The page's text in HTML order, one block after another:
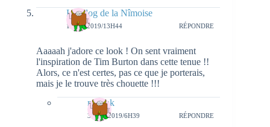
Le Blog de la Nîmoise
1 MAI 2019/13H44 RÉPONDRE
Aaaaah j'adore ce look ! On sent vraiment
l'inspiration de Tim Burton dans cette tenue !!
Alors, ce n'est certes, pas ce que je porterais,
mais je le trouve très chouette !!!
natieak
3 MAI 2019/6H39 RÉPONDRE